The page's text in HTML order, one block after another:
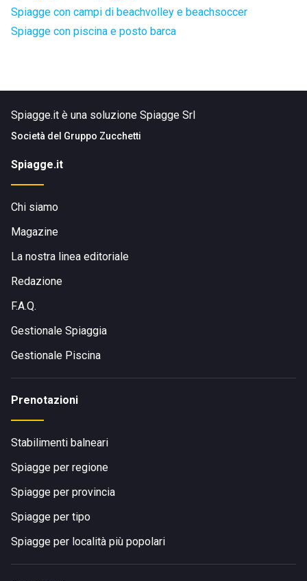
Spiagge con campi di beachvolley e beachsoccer
Spiagge con piscina e posto barca
Spiagge.it è una soluzione Spiagge Srl
Società del Gruppo Zucchetti
Spiagge.it
Chi siamo
Magazine
La nostra linea editoriale
Redazione
F.A.Q.
Gestionale Spiaggia
Gestionale Piscina
Prenotazioni
Stabilimenti balneari
Spiagge per regione
Spiagge per provincia
Spiagge per tipo
Spiagge per località più popolari